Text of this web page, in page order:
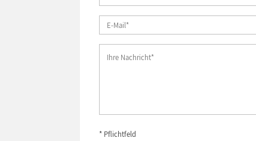
* Pflichtfeld